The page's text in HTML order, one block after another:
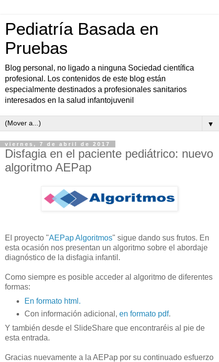
Pediatría Basada en
Pruebas
Blog personal, no ligado a ninguna Sociedad científica
profesional. Los contenidos de este blog están
especialmente destinados a profesionales sanitarios
interesados en la salud infantojuvenil
▼
viernes, 7 de abril de 2017
Disfagia en el paciente pediátrico: nuevo
algoritmo AEPap
El proyecto "AEPap Algoritmos" sigue dando sus frutos. En
esta ocasión nos presentan un algoritmo sobre el abordaje
diagnóstico de la disfagia infantil.
Como siempre es posible acceder al algoritmo de diferentes
formas:
En formato html.
Con información adicional, en formato pdf.
Y también desde el SlideShare que encontraréis al pie de
esta entrada.
Gracias nuevamente a la AEPap por su continuado esfuerzo